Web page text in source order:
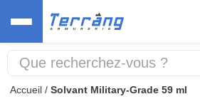
Accueil / Solvant Military-Grade 59 ml